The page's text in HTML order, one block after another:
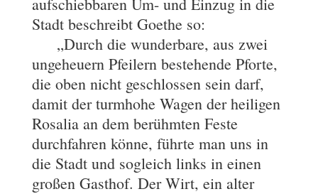
Stadt beschreibt Goethe so:
„Durch die wunderbare, aus zwei
ungeheuern Pfeilern bestehende Pforte,
die oben nicht geschlossen sein darf,
damit der turmhohe Wagen der heiligen
Rosalia an dem berühmten Feste
durchfahren könne, führte man uns in
die Stadt und sogleich links in einen
großen Gasthof. Der Wirt, ein alter